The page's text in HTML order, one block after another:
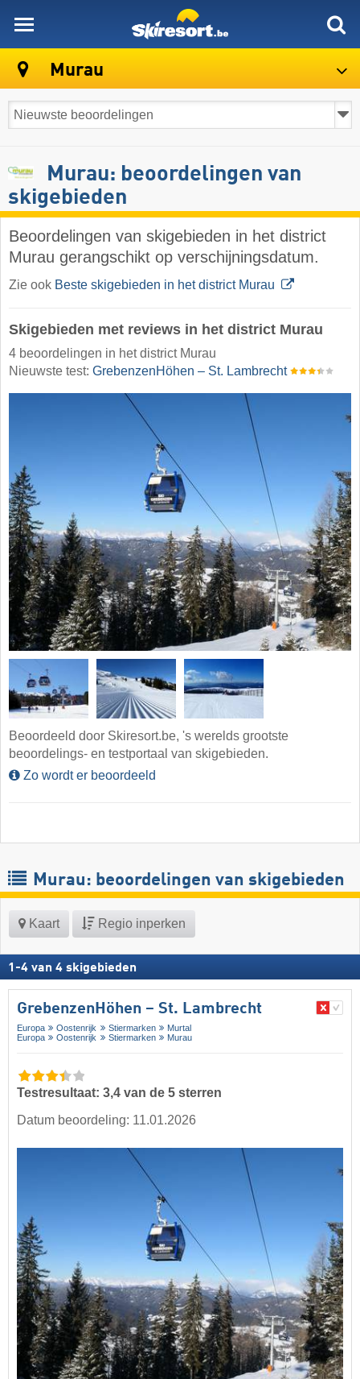
Murau
Murau: beoordelingen van
skigebieden
Beoordelingen van skigebieden in het district
Murau gerangschikt op verschijningsdatum.
Zie ook Beste skigebieden in het district Murau
Skigebieden met reviews in het district Murau
4 beoordelingen in het district Murau
Nieuwste test: GrebenzenHöhen – St. Lambrecht
Beoordeeld door Skiresort.be, 's werelds grootste
beoordelings- en testportaal van skigebieden.
Zo wordt er beoordeeld
Murau: beoordelingen van skigebieden
Kaart Regio inperken
1 -4 van 4 skigebieden
GrebenzenHöhen – St. Lambrecht
Europa Oostenrijk Stiermarken
Murtal
Europa
Oostenrijk Stiermarken Murau
Testresultaat: 3,4 van de 5 sterren
Datum beoordeling: 11.01.2026